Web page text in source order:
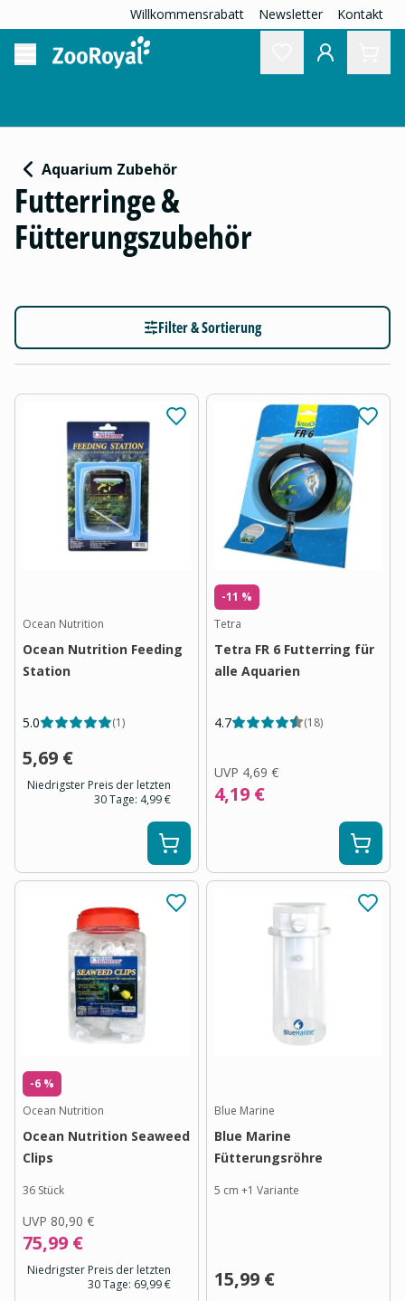
Willkommensrabatt Newsletter Kontakt
Aquarium Zubehör
Futterringe &
Fütterungszubehör
Filter & Sortierung
Ocean Nutrition
Ocean Nutrition Feeding
Station
5.0 (1)
5,69 €
Niedrigster Preis der letzten
30 Tage: 4,99 €
-11 %
Tetra
Tetra FR 6 Futterring für
alle Aquarien
4.7 (18)
UVP 4,69 €
4,19 €
-6 %
Ocean Nutrition
Ocean Nutrition Seaweed
Clips
36 Stück
UVP 80,90 €
75,99 €
Niedrigster Preis der letzten
30 Tage: 69,99 €
Blue Marine
Blue Marine
Fütterungsröhre
5 cm +1 Variante
15,99 €